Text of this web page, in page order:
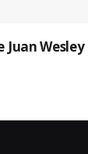
Juan Wesley